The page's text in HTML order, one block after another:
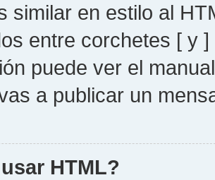
similar en estilo al
entre corchetes [ y
puede ver el
a publicar un
HTML?